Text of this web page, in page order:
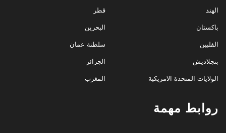
قطر
البحرين
سلطنة عمان
الجزائر
المغرب
الهند
باكستان
الفلبين
بنجلاديش
الولايات المتحدة الامريكية
روابط مهمة